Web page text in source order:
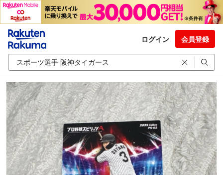
ログイン 会員登録